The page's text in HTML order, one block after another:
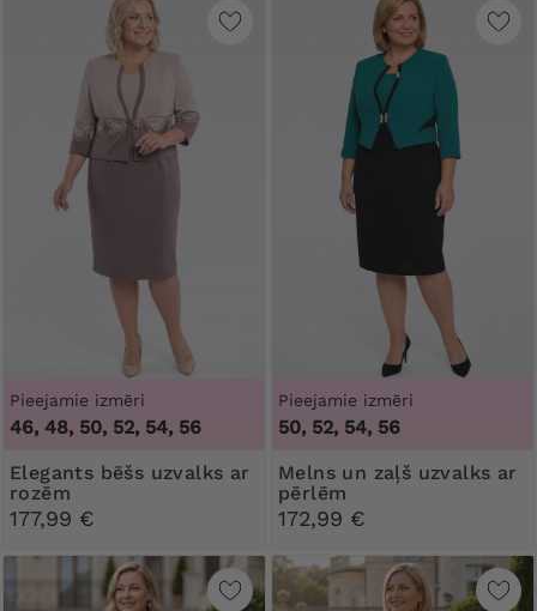
Pieejamie izmēri
46, 48, 50, 52, 54, 56
Elegants bēšs uzvalks ar
rozēm
177,99 €
Pieejamie izmēri
50, 52, 54, 56
Melns un zaļš uzvalks ar
pērlēm
172,99 €